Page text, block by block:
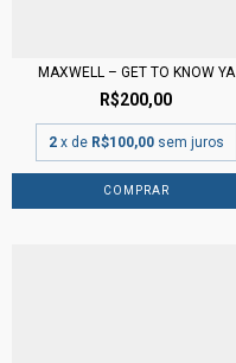
MAXWELL – GET TO KNOW YA
R$200,00
2 x de R$100,00 sem juros